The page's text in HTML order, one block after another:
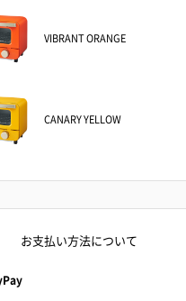
VIBRANT ORANGE
CANARY YELLOW
お支払い方法について